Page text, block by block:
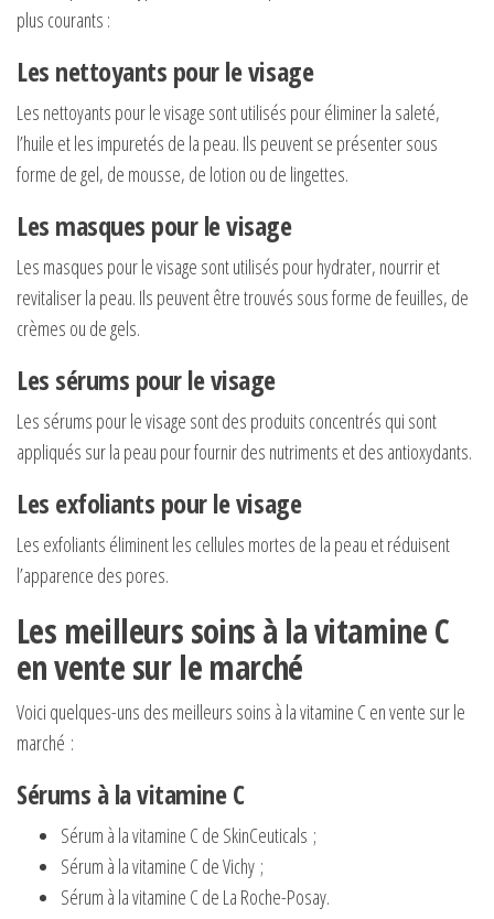
plus courants :
Les nettoyants pour le visage
Les nettoyants pour le visage sont utilisés pour éliminer la saleté,
l’huile et les impuretés de la peau. Ils peuvent se présenter sous
forme de gel, de mousse, de lotion ou de lingettes.
Les masques pour le visage
Les masques pour le visage sont utilisés pour hydrater, nourrir et
revitaliser la peau. Ils peuvent être trouvés sous forme de feuilles, de
crèmes ou de gels.
Les sérums pour le visage
Les sérums pour le visage sont des produits concentrés qui sont
appliqués sur la peau pour fournir des nutriments et des antioxydants.
Les exfoliants pour le visage
Les exfoliants éliminent les cellules mortes de la peau et réduisent
l’apparence des pores.
Les meilleurs soins à la vitamine C
en vente sur le marché
Voici quelques-uns des meilleurs soins à la vitamine C en vente sur le
marché :
Sérums à la vitamine C
Sérum à la vitamine C de SkinCeuticals ;
Sérum à la vitamine C de Vichy ;
Sérum à la vitamine C de La Roche-Posay.